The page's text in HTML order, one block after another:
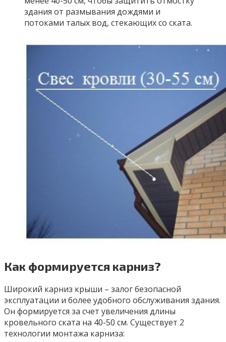
здания от размывания дождями и
потоками талых вод, стекающих со ската.
Как формируется карниз?
Широкий карниз крыши – залог безопасной
эксплуатации и более удобного обслуживания здания.
Он формируется за счет увеличения длины
кровельного ската на 40-50 см. Существует 2
технологии монтажа карниза: